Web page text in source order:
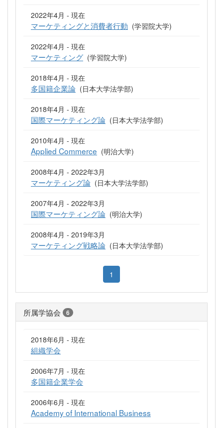
2022年4月 - 現在
マーケティングと消費者行動 (学習院大学)
2022年4月 - 現在
マーケティング (学習院大学)
2018年4月 - 現在
多国籍企業論 (日本大学法学部)
2018年4月 - 現在
国際マーケティング論 (日本大学法学部)
2010年4月 - 現在
Applied Commerce (明治大学)
2008年4月 - 2022年3月
マーケティング論 (日本大学法学部)
2007年4月 - 2022年3月
国際マーケティング論 (明治大学)
2008年4月 - 2019年3月
マーケティング戦略論 (日本大学法学部)
1
所属学協会 6
2018年6月 - 現在
組織学会
2006年7月 - 現在
多国籍企業学会
2006年6月 - 現在
Academy of International Business